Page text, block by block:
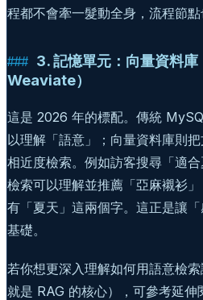
程都不會牽一髮動全身，流程節點
3. 記憶單元：向量資料
Weaviate）
這是 2026 年的標配。傳統
以理解「語意」；向量資料庫則
相近度檢索。例如訪客搜尋「適
檢索可以理解並推薦「亞麻襯衫
有「夏天」這兩個字。這正是讓
基礎。
若你想更深入理解如何用語意檢
就是 RAG 的核心），可參考延